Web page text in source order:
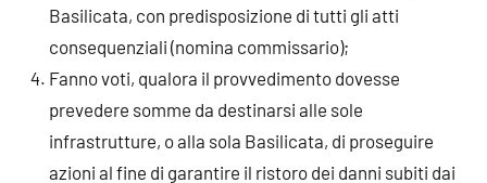
Basilicata, con predisposizione di tutti gli atti
consequenziali (nomina commissario);
Fanno voti, qualora il provvedimento dovesse
prevedere somme da destinarsi alle sole
infrastrutture, o alla sola Basilicata, di proseguire
azioni al fine di garantire il ristoro dei danni subiti dai